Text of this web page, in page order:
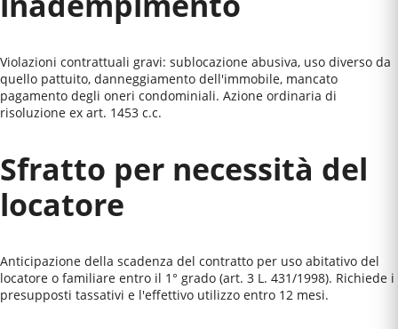
Violazioni contrattuali gravi: sublocazione abusiva, uso diverso da
quello pattuito, danneggiamento dell'immobile, mancato
pagamento degli oneri condominiali. Azione ordinaria di
risoluzione ex art. 1453 c.c.
Sfratto per necessità del
locatore
Anticipazione della scadenza del contratto per uso abitativo del
locatore o familiare entro il 1° grado (art. 3 L. 431/1998). Richiede i
presupposti tassativi e l'effettivo utilizzo entro 12 mesi.